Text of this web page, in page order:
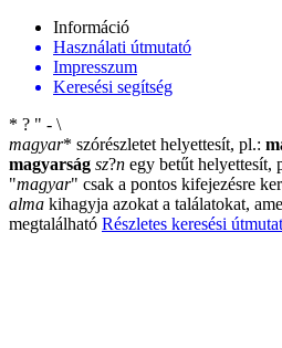
Információ
Használati útmutató
Impresszum
Keresési segítség
* ? " - \
magyar* szórészletet helyettesít, pl.:
magyarság sz?n egy betűt helyettesít,
"magyar" csak a pontos kifejezésre
alma kihagyja azokat a találatokat,
megtalálható Részletes keresési